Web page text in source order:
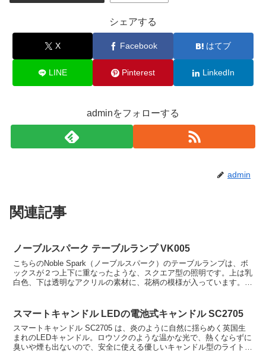
シェアする
X Facebook はてブ
LINE Pinterest LinkedIn
adminをフォローする
admin
関連記事
ノーブルスパーク テーブルランプ VK005
こちらのNoble Spark（ノーブルスパーク）のテーブルランプは、ボ
ックスが２つ上下に重なったような、スクエア型の照明です。上は乳
白色、下は透明なアクリルの素材に、花柄の模様が入っています。ノ
スマートキャンドル LEDの電池式キャンドル SC2705
スマートキャンドル SC2705 は、炎のように自然に揺らめく英国生
まれのLEDキャンドル。ロウソクのような温かな光で、熱くならずに
臭いや煙も出ないので、安全に使える優しいキャンドル型のライトで